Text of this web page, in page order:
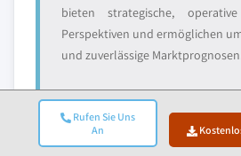
Rufen Sie Uns
An
bieten strategische,
Perspektiven und ermöglichen
und zuverlässige